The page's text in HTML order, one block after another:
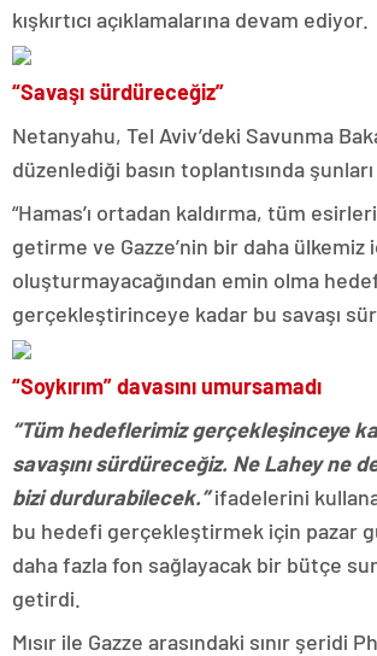
kışkırtıcı açıklamalarına devam ediyor.
“Savaşı sürdüreceğiz”
Netanyahu, Tel Aviv’deki Savunma
düzenlediği basın toplantısında
“Hamas’ı ortadan kaldırma, tüm
getirme ve Gazze’nin bir daha
oluşturmayacağından emin olma
gerçekleştirinceye kadar bu savaşı
“Soykırım” davasını umursamadı
“Tüm hedeflerimiz gerçekleşinceye
savaşını sürdüreceğiz. Ne Lahey ne
bizi durdurabilecek.”ifadelerini
bu hedefi gerçekleştirmek için pazar
daha fazla fon sağlayacak bir bütçe
getirdi.
Mısır ile Gazze arasındaki sınır şeridi